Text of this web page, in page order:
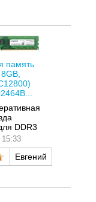
память
DDR3
15:33
Евгений